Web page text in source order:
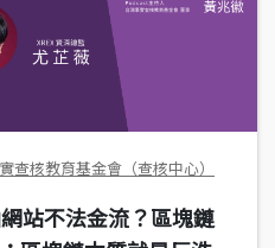
查核教育基金會（查核中心）
站不法金流？區塊鏈